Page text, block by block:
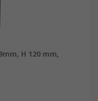
H 120 mm,